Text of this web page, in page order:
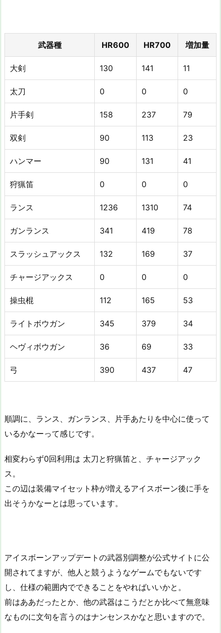
武器種 HR600 HR700 増加量
大剣 130 141 11
太刀 0 0 0
片手剣 158 237 79
双剣 90 113 23
ハンマー 90 131 41
狩猟笛 0 0 0
ランス 1236 1310 74
ガンランス 341 419 78
スラッシュアックス 132 169 37
チャージアックス 0 0 0
操虫棍 112 165 53
ライトボウガン 345 379 34
ヘヴィボウガン 36 69 33
弓 390 437 47
順調に、ランス、ガンランス、片手あたりを中心に使って
いるかなーって感じです。
相変わらず0回利用は 太刀と狩猟笛と、チャージアック
ス。
この辺は装備マイセット枠が増えるアイスボーン後に手を
出そうかなーとは思っています。
アイスボーンアップデートの武器別調整が公式サイトに公
開されてますが、他人と競うようなゲームでもないです
し、仕様の範囲内でできることをやればいいかと。
前はああだったとか、他の武器はこうだとか比べて無意味
なものに文句を言うのはナンセンスかなと思いますので。